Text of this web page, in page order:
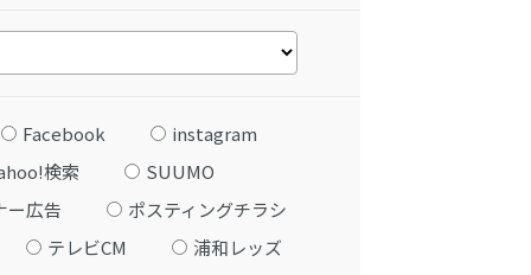
Facebook
instagram
検索
SUUMO
ー広告
ポスティングチラシ
テレビCM
浦和レッズ